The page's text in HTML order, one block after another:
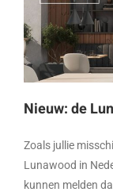
Nieuw: de
Zoals jullie
Lunawood in
kunnen melden